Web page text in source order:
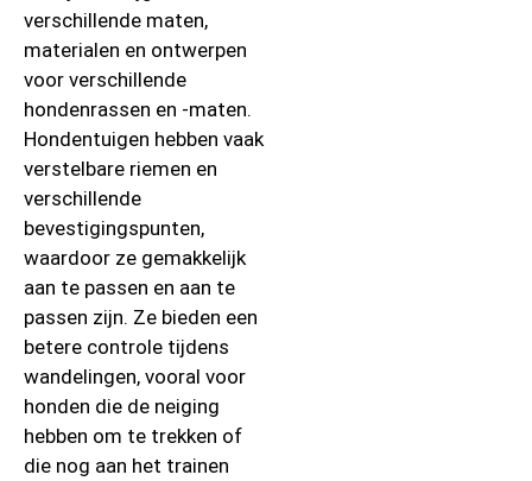
verschillende maten,
materialen en ontwerpen
voor verschillende
hondenrassen en -maten.
Hondentuigen hebben vaak
verstelbare riemen en
verschillende
bevestigingspunten,
waardoor ze gemakkelijk
aan te passen en aan te
passen zijn. Ze bieden een
betere controle tijdens
wandelingen, vooral voor
honden die de neiging
hebben om te trekken of
die nog aan het trainen